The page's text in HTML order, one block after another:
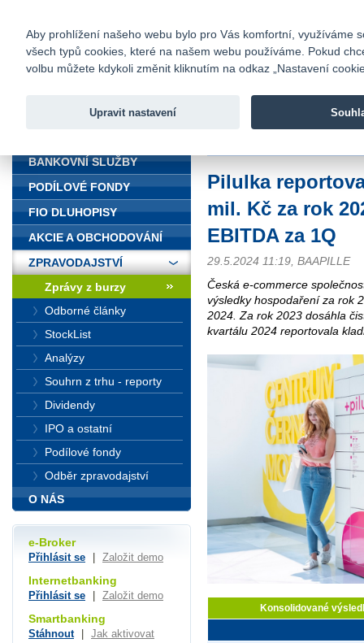
Fio banka
Fio banka
Pilulka
mil. Kč za rok
EBITDA za 1Q
29.5.2024 11:19, BAAPILLE
Česká e-commerce
výsledky hospodaření za rok
2024. Za rok 2023 dosáhla
kvartálu 2024 reportovala
Konsolidované
BANKOVNÍ SLUŽBY
PODÍLOVÉ FONDY
FIO DLUHOPISY
AKCIE A OBCHODOVÁNÍ
ZPRAVODAJSTVÍ
Zprávy z burzy
Odborné články
StockList
Analýzy
Souhrn z trhu - reporty
Dividendy
IPO a ostatní
Podílové fondy
Odběr zpravodajství
O NÁS
e-Broker
Přihlásit se Založit demo
Internetbanking
Přihlásit se Založit demo
Smartbanking
Stáhnout Jak aktivovat
Aby prohlížení našeho webu bylo pro Vás komfortní, využíváme
všech typů cookies, které na našem webu používáme. Pokud
volbu můžete kdykoli změnit kliknutím na odkaz „Nastavení
Upravit nastavení